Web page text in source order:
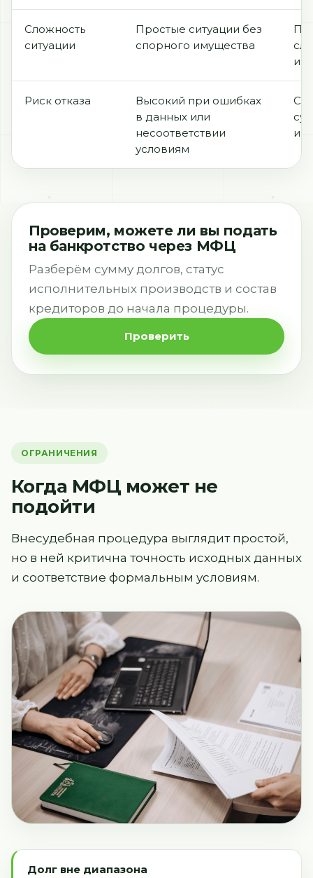
Сложность
ситуации
Простые ситуации без
спорного имущества
Риск отказа
Высокий при ошибках
в данных или
несоответствии
условиям
Проверим, можете ли вы подать
на банкротство через МФЦ
Разберём сумму долгов, статус
исполнительных производств и состав
кредиторов до начала процедуры.
Проверить
ОГРАНИЧЕНИЯ
Когда МФЦ может не
подойти
Внесудебная процедура выглядит простой,
но в ней критична точность исходных данных
и соответствие формальным условиям.
Долг вне диапазона